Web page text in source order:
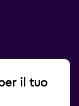
il tuo